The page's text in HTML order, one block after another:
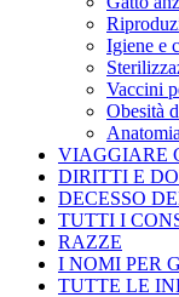
Igiene e
Vaccini
Obesità
VIAGGIARE
DIRITTI E
DECESSO
TUTTI I
RAZZE
I NOMI PER
TUTTE LE